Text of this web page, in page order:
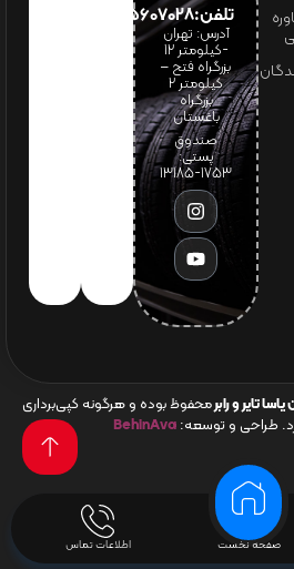
صفحه نخست اطلاعات تماس
تلفن:65607028(021)
آدرس: تهران
-کیلومتر 12
بزرگراه فتح –
کیلومتر ۲
بزرگراه
باغستان
صندوق
پستی:
1753-13185
تایر و رابرمحفوظ بوده و هرگونه کپی‌برداری
طراحی و توسعه: BehinAva